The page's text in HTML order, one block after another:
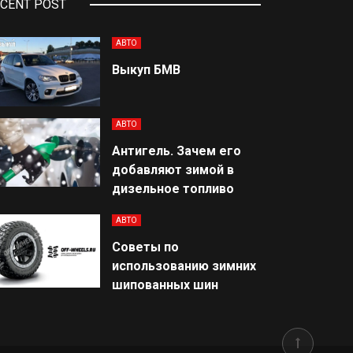
POST
АВТО
Выкуп БМВ
АВТО
Антигель. Зачем его
добавляют зимой в
дизельное топливо
АВТО
Советы по
использованию зимних
шипованных шин